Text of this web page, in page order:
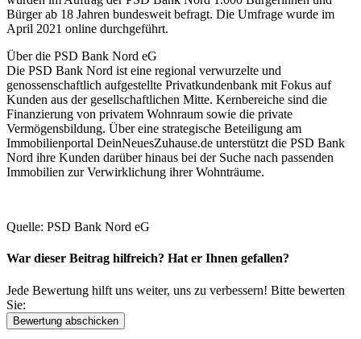
Bürger ab 18 Jahren bundesweit befragt. Die Umfrage wurde im
April 2021 online durchgeführt.
Über die PSD Bank Nord eG
Die PSD Bank Nord ist eine regional verwurzelte und
genossenschaftlich aufgestellte Privatkundenbank mit Fokus auf
Kunden aus der gesellschaftlichen Mitte. Kernbereiche sind die
Finanzierung von privatem Wohnraum sowie die private
Vermögensbildung. Über eine strategische Beteiligung am
Immobilienportal DeinNeuesZuhause.de unterstützt die PSD Bank
Nord ihre Kunden darüber hinaus bei der Suche nach passenden
Immobilien zur Verwirklichung ihrer Wohnträume.
Quelle: PSD Bank Nord eG
War dieser Beitrag hilfreich? Hat er Ihnen gefallen?
Jede Bewertung hilft uns weiter, uns zu verbessern! Bitte bewerten
Sie: